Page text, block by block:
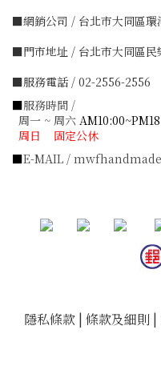
■網銷公司 / 台北市大同區環
■門市地址 / 台北市大同區民
■服務電話 / 02-2556-2556
■服務時間 /
周一 ~ 周六
周日 固定公休
■E-MAIL /
隱私條款 | 條款及細則